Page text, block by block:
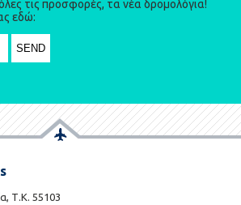
τις προσφορές, τα νέα δρομολόγια!
εδώ:
Τ.Κ. 55103